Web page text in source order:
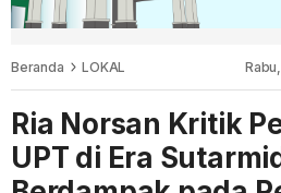
Beranda LOKAL
Ria Norsan Kritik
UPT di Era